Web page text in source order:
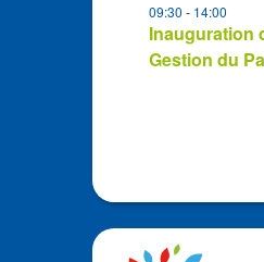
Inauguration
Gestion du
09:30- 14:00